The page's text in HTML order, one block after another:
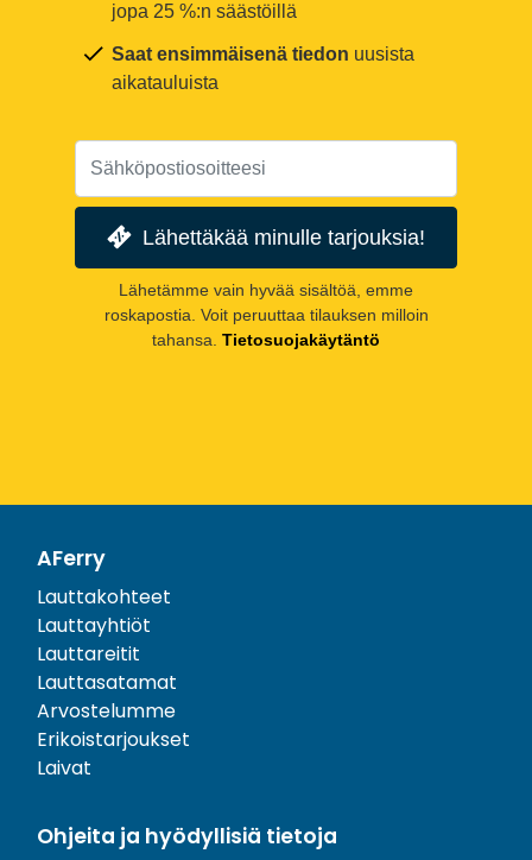
jopa 25 %:n säästöillä
Saat ensimmäisenä tiedon uusista
aikatauluista
Lähettäkää minulle tarjouksia!
Lähetämme vain hyvää sisältöä, emme
roskapostia. Voit peruuttaa tilauksen milloin
tahansa. Tietosuojakäytäntö
AFerry
Lauttakohteet
Lauttayhtiöt
Lauttareitit
Lauttasatamat
Arvostelumme
Erikoistarjoukset
Laivat
Ohjeita ja hyödyllisiä tietoja